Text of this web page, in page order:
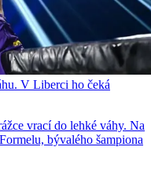
V Liberci ho čeká
vrací do lehké váhy. Na
bývalého šampiona